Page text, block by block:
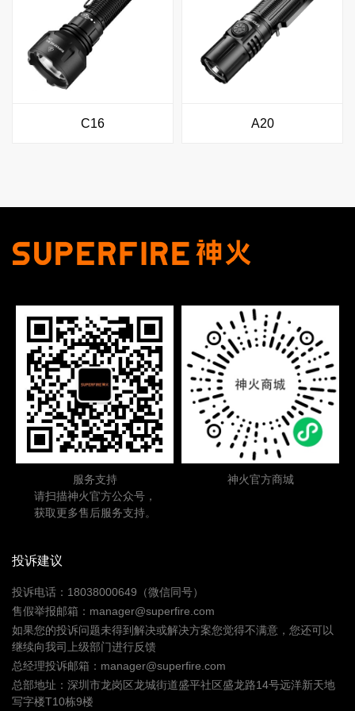
C16 A20
服务支持
请扫描神火官方公众号，
获取更多售后服务支持。
神火官方商城
投诉建议
投诉电话：18038000649（微信同号）
售假举报邮箱：manager@superfire.com
如果您的投诉问题未得到解决或解决方案您觉得不满意，您还可以
继续向我司上级部门进行反馈
总经理投诉邮箱：manager@superfire.com
总部地址：深圳市龙岗区龙城街道盛平社区盛龙路14号远洋新天地
写字楼T10栋9楼